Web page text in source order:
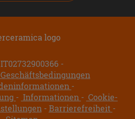
IT02732900366
Informationen
Cookie-
Barrierefreiheit